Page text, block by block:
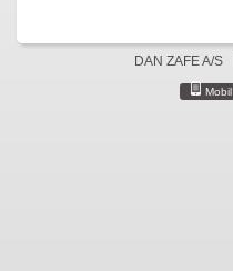
DAN ZAFE A/S
Mobil